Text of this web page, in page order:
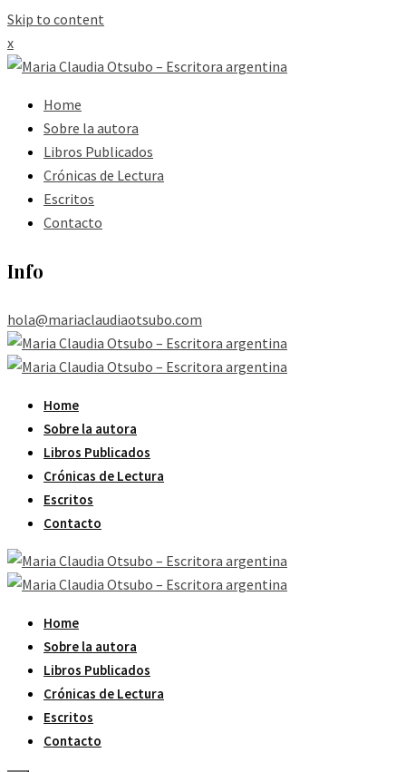
Skip to content
x
Home
Sobre la autora
Libros Publicados
Crónicas de Lectura
Escritos
Contacto
Info
hola@mariaclaudiaotsubo.com
Home
Sobre la autora
Libros Publicados
Crónicas de Lectura
Escritos
Contacto
Home
Sobre la autora
Libros Publicados
Crónicas de Lectura
Escritos
Contacto